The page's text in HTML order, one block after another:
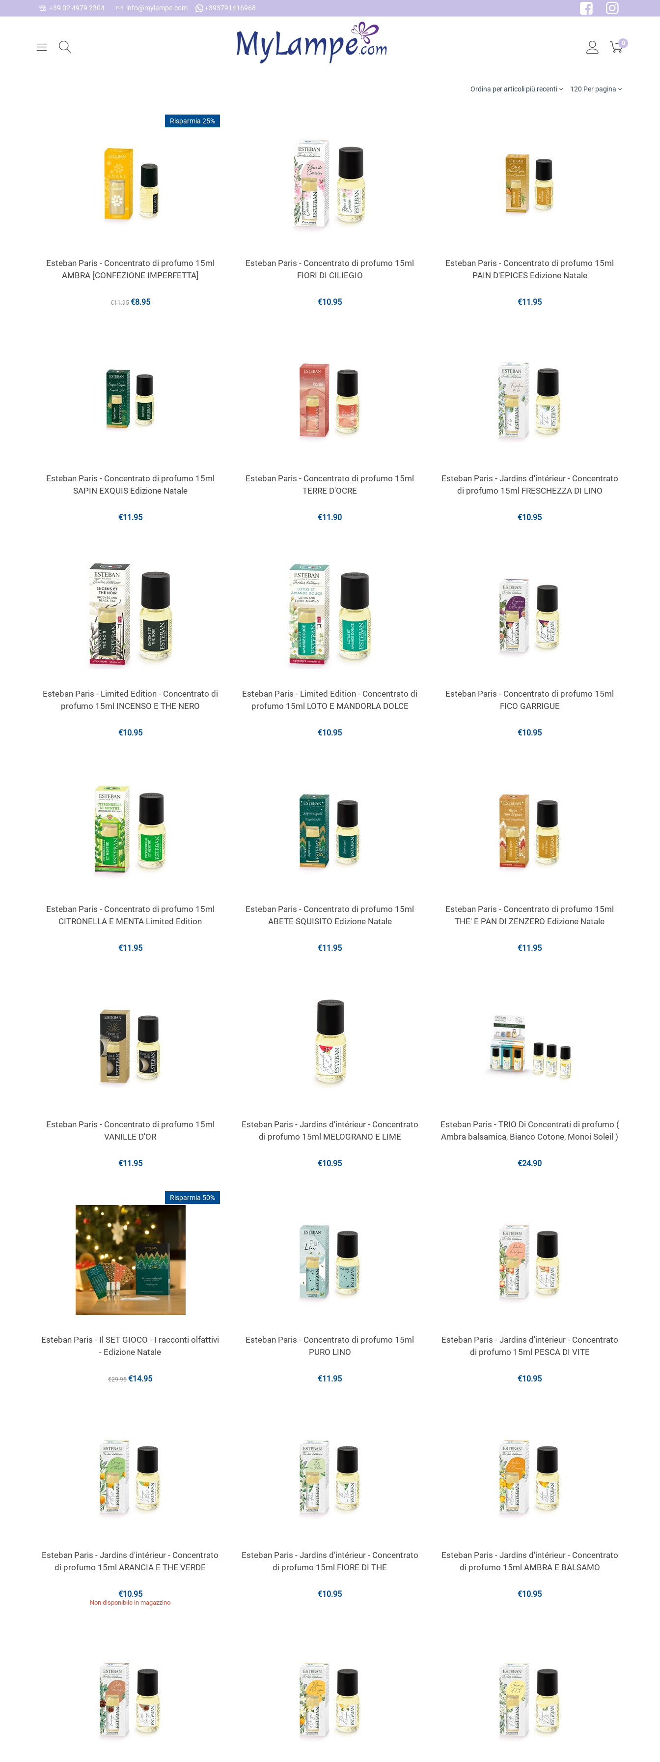
+39 02 4979 2304 info@mylampe.com +393791416968
0
Ordina per articoli più recenti 120 Per pagina
Risparmia 25%
Esteban Paris - Concentrato di profumo 15ml
AMBRA [CONFEZIONE IMPERFETTA]
€11.95 €8.95
Esteban Paris - Concentrato di profumo 15ml
FIORI DI CILIEGIO
€10.95
Esteban Paris - Concentrato di profumo 15ml
PAIN D'EPICES Edizione Natale
€11.95
Esteban Paris - Concentrato di profumo 15ml
SAPIN EXQUIS Edizione Natale
€11.95
Esteban Paris - Concentrato di profumo 15ml
TERRE D'OCRE
€11.90
Esteban Paris - Jardins d'intérieur - Concentrato
di profumo 15ml FRESCHEZZA DI LINO
€10.95
Esteban Paris - Limited Edition - Concentrato di
profumo 15ml INCENSO E THE NERO
€10.95
Esteban Paris - Limited Edition - Concentrato di
profumo 15ml LOTO E MANDORLA DOLCE
€10.95
Esteban Paris - Concentrato di profumo 15ml
FICO GARRIGUE
€10.95
Esteban Paris - Concentrato di profumo 15ml
CITRONELLA E MENTA Limited Edition
€11.95
Esteban Paris - Concentrato di profumo 15ml
ABETE SQUISITO Edizione Natale
€11.95
Esteban Paris - Concentrato di profumo 15ml
THE' E PAN DI ZENZERO Edizione Natale
€11.95
Esteban Paris - Concentrato di profumo 15ml
VANILLE D'OR
€11.95
Esteban Paris - Jardins d'intérieur - Concentrato
di profumo 15ml MELOGRANO E LIME
€10.95
Esteban Paris - TRIO Di Concentrati di profumo (
Ambra balsamica, Bianco Cotone, Monoi Soleil )
€24.90
Risparmia 50%
Esteban Paris - Il SET GIOCO - I racconti olfattivi
- Edizione Natale
€29.95 €14.95
Esteban Paris - Concentrato di profumo 15ml
PURO LINO
€11.95
Esteban Paris - Jardins d'intérieur - Concentrato
di profumo 15ml PESCA DI VITE
€10.95
Esteban Paris - Jardins d'intérieur - Concentrato
di profumo 15ml ARANCIA E THE VERDE
€10.95
Non disponibile in magazzino
Esteban Paris - Jardins d'intérieur - Concentrato
di profumo 15ml FIORE DI THE
€10.95
Esteban Paris - Jardins d'intérieur - Concentrato
di profumo 15ml AMBRA E BALSAMO
€10.95